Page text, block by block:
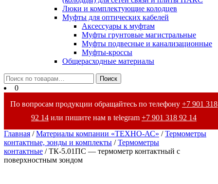
Люки и комплектующие колодцев
Муфты для оптических кабелей
Аксессуары к муфтам
Муфты грунтовые магистральные
Муфты подвесные и канализационные
Муфты-кроссы
Общерасходные материалы
Закрыть
меню
Искать: Поиск
0
По вопросам продукции обращайтесь по телефону +7 901 318
92 14 или пишите нам в telegram +7 901 318 92 14
Главная /Материалы компании «ТЕХНО-АС» /Термометры
контактные, зонды и комплекты /Термометры
контактные / ТК-5.01ПС — термометр контактный с
поверхностным зондом